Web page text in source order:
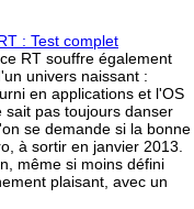
: Test complet
RT souffre également
univers naissant :
en applications et l'OS
sait pas toujours danser
se demande si la bonne
à sortir en janvier 2013.
même si moins défini
plaisant, avec un